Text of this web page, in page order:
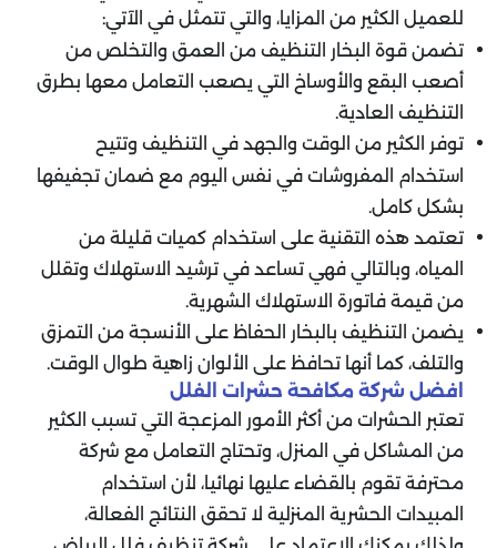
للعميل الكثير من المزايا، والتي تتمثل في الآتي:
تضمن قوة البخار التنظيف من العمق والتخلص من
أصعب البقع والأوساخ التي يصعب التعامل معها بطرق
التنظيف العادية.
توفر الكثير من الوقت والجهد في التنظيف وتتيح
استخدام المفروشات في نفس اليوم مع ضمان تجفيفها
بشكل كامل.
تعتمد هذه التقنية على استخدام كميات قليلة من
المياه، وبالتالي فهي تساعد في ترشيد الاستهلاك وتقلل
من قيمة فاتورة الاستهلاك الشهرية.
يضمن التنظيف بالبخار الحفاظ على الأنسجة من التمزق
والتلف، كما أنها تحافظ على الألوان زاهية طوال الوقت.
افضل شركة مكافحة حشرات الفلل
تعتبر الحشرات من أكثر الأمور المزعجة التي تسبب الكثير
من المشاكل في المنزل، وتحتاج التعامل مع شركة
محترفة تقوم بالقضاء عليها نهائيا، لأن استخدام
المبيدات الحشرية المنزلية لا تحقق النتائج الفعالة،